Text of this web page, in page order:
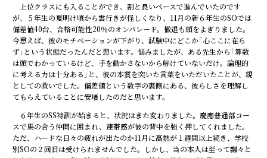
上位クラスにも入ることができ、割と良いペースで進んでいたのです
が、５年生の夏明け頃から雲行きが怪しくなり、11月の新６年生のSOでは
偏差値40台、合格可能性20％のオンパレード。撤退も頭をよぎりました。
今思えば、彼のモチベーションが下がり、試験中にどこか「心ここに在ら
ず」という状態だったんだと思います。悩みましたが、ある先生から「算数
は頭でわかっているけど、手を動かさないから解けていないだけ。論理的
に考える力は十分ある」と、彼の本質を突いた言葉をいただいたことが、親
としての救いでした。偏差値という数字の裏側にある、彼らしさを理解し
てもらえていることに安堵したのだと思います。
６年生のSS特訓が始まると、状況はまた変わりました。慶應普通部コー
スで馬の合う仲間に囲まれ、連帯感が彼の背中を強く押してくれました。
ただ、ハードな日々の疲れが出たのか11月に高熱が１週間以上続き、学校
別SOの２回目は受けられませんでした。しかし、当の本人は至って飄々と